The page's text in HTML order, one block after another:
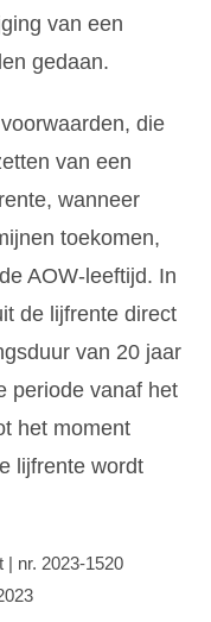
van een
gedaan.
die
van een
wanneer
toekomen,
AOW-leeftijd. In
de lijfrente direct
van 20 jaar
periode vanaf het
het moment
lijfrente wordt
| nr. 2023-1520